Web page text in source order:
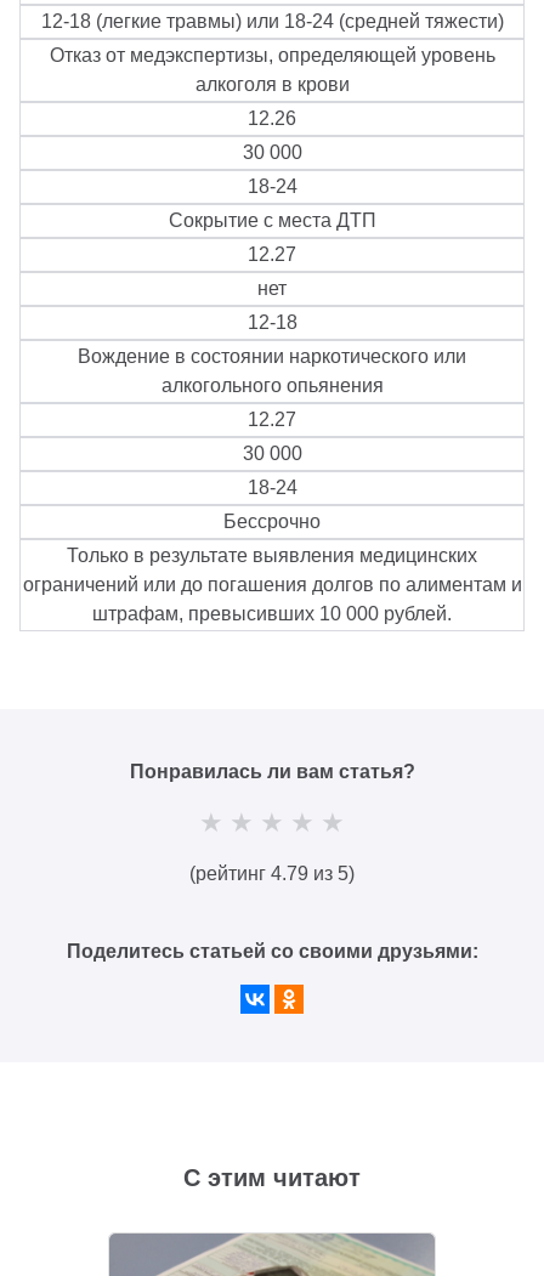
12-18 (легкие травмы) или 18-24 (средней тяжести)
Отказ от медэкспертизы, определяющей уровень
алкоголя в крови
12.26
30 000
18-24
Сокрытие с места ДТП
12.27
нет
12-18
Вождение в состоянии наркотического или
алкогольного опьянения
12.27
30 000
18-24
Бессрочно
Только в результате выявления медицинских
ограничений или до погашения долгов по алиментам и
штрафам, превысивших 10 000 рублей.⁠
Понравилась ли вам статья?
(рейтинг 4.79 из 5)
Поделитесь статьей со своими друзьями:
С этим читают